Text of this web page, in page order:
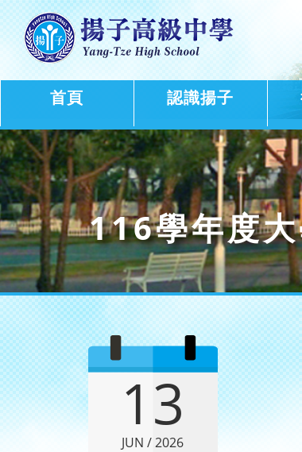
首頁 認識揚子
116學年度
13
JUN / 2026